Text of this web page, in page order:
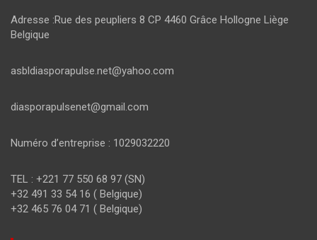
Adresse :Rue des peupliers 8 CP 4460 Grâce Hollogne Liège
Belgique
asbldiasporapulse.net@yahoo.com
diasporapulsenet@gmail.com
Numéro d’entreprise : 1029032220
TEL : +221 77 550 68 97 (SN)
+32 491 33 54 16 ( Belgique)
+32 465 76 04 71 ( Belgique)